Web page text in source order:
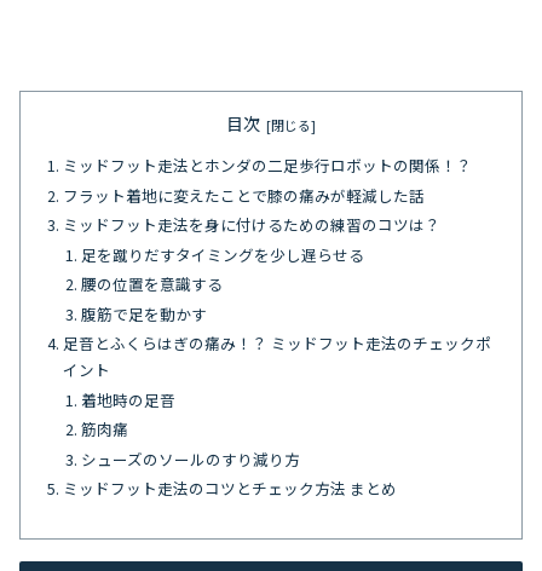
目次
ミッドフット走法とホンダの二足歩行ロボットの関係！？
フラット着地に変えたことで膝の痛みが軽減した話
ミッドフット走法を身に付けるための練習のコツは？
足を蹴りだすタイミングを少し遅らせる
腰の位置を意識する
腹筋で足を動かす
足音とふくらはぎの痛み！？ ミッドフット走法のチェックポ
イント
着地時の足音
筋肉痛
シューズのソールのすり減り方
ミッドフット走法のコツとチェック方法 まとめ